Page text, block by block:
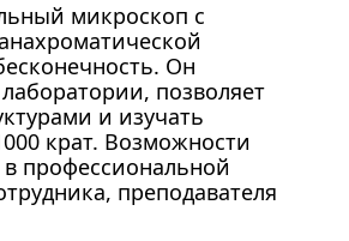
микроскоп с
Он
позволяет
и изучать
крат. Возможности
профессиональной
преподавателя